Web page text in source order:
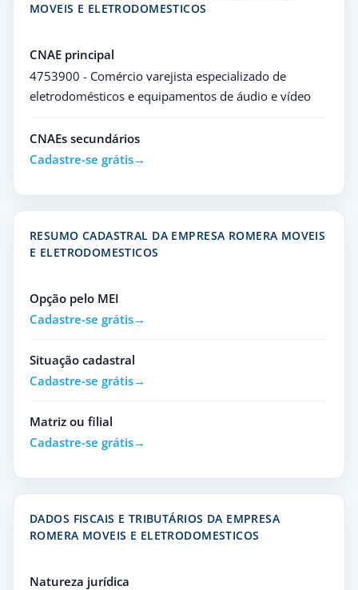
MOVEIS E ELETRODOMESTICOS
CNAE principal
4753900 - Comércio varejista especializado de
eletrodomésticos e equipamentos de áudio e vídeo
CNAEs secundários
Cadastre-se grátis
RESUMO CADASTRAL DA EMPRESA ROMERA MOVEIS
E ELETRODOMESTICOS
Opção pelo MEI
Cadastre-se grátis
Situação cadastral
Cadastre-se grátis
Matriz ou filial
Cadastre-se grátis
DADOS FISCAIS E TRIBUTÁRIOS DA EMPRESA
ROMERA MOVEIS E ELETRODOMESTICOS
Natureza jurídica